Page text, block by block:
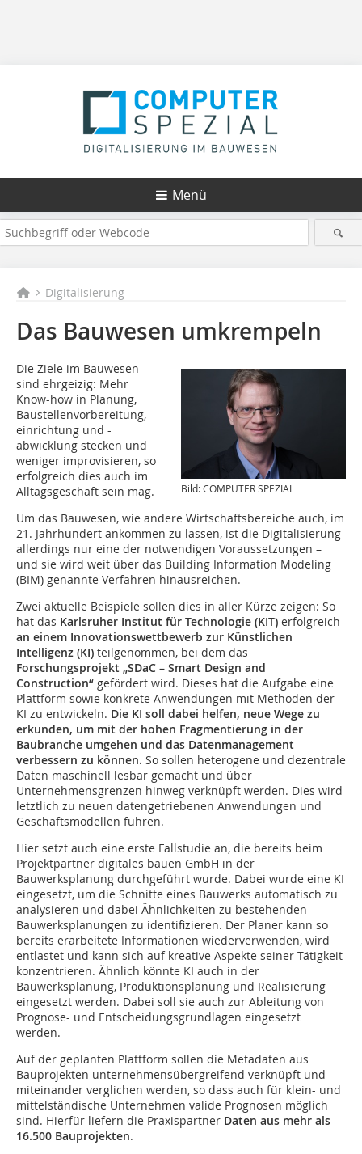
Menü
Digitalisierung
Das Bauwesen umkrempeln
Bild: COMPUTER SPEZIAL
Die Ziele im Bauwesen
sind ehrgeizig: Mehr
Know-how in Planung,
Baustellenvorbereitung, -
einrichtung und -
abwicklung stecken und
weniger improvisieren, so
erfolgreich dies auch im
Alltagsgeschäft sein mag.
Um das Bauwesen, wie andere Wirtschaftsbereiche auch, im
21. Jahrhundert ankommen zu lassen, ist die Digitalisierung
allerdings nur eine der notwendigen Voraussetzungen –
und sie wird weit über das Building Information Modeling
(BIM) genannte Verfahren hinausreichen.
Zwei aktuelle Beispiele sollen dies in aller Kürze zeigen: So
hat das Karlsruher Institut für Technologie (KIT) erfolgreich
an einem Innovationswettbewerb zur Künstlichen
Intelligenz (KI) teilgenommen, bei dem das
Forschungsprojekt „SDaC – Smart Design and
Construction“ gefördert wird. Dieses hat die Aufgabe eine
Plattform sowie konkrete Anwendungen mit Methoden der
KI zu entwickeln. Die KI soll dabei helfen, neue Wege zu
erkunden, um mit der hohen Fragmentierung in der
Baubranche umgehen und das Datenmanagement
verbessern zu können. So sollen heterogene und dezentrale
Daten maschinell lesbar gemacht und über
Unternehmensgrenzen hinweg verknüpft werden. Dies wird
letztlich zu neuen datengetriebenen Anwendungen und
Geschäftsmodellen führen.
Hier setzt auch eine erste Fallstudie an, die bereits beim
Projektpartner digitales bauen GmbH in der
Bauwerksplanung durchgeführt wurde. Dabei wurde eine KI
eingesetzt, um die Schnitte eines Bauwerks automatisch zu
analysieren und dabei Ähnlichkeiten zu bestehenden
Bauwerksplanungen zu identifizieren. Der Planer kann so
bereits erarbeitete Informationen wiederverwenden, wird
entlastet und kann sich auf kreative Aspekte seiner Tätigkeit
konzentrieren. Ähnlich könnte KI auch in der
Bauwerksplanung, Produktionsplanung und Realisierung
eingesetzt werden. Dabei soll sie auch zur Ableitung von
Prognose- und Entscheidungsgrundlagen eingesetzt
werden.
Auf der geplanten Plattform sollen die Metadaten aus
Bauprojekten unternehmens­übergreifend verknüpft und
miteinander verglichen werden, so dass auch für klein- und
mittelständische Unternehmen valide Prognosen möglich
sind. Hierfür liefern die Praxispartner Daten aus mehr als
16.500 Bauprojekten.